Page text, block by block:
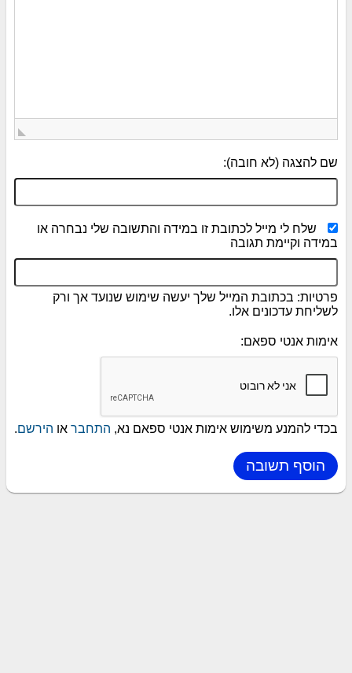
שם להצגה (לא חובה):
שלח לי מייל לכתובת זו במידה והתשובה שלי נבחרה או
במידה וקיימת תגובה
פרטיות: בכתובת המייל שלך יעשה שימוש שנועד אך ורק
לשליחת עדכונים אלו.
אימות אנטי ספאם:
בכדי להמנע משימוש אימות אנטי ספאם נא, התחבר או הירשם.